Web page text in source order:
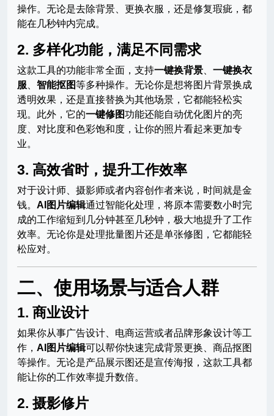
操作。无论是去除背景、更换衣服，还是修复瑕疵，都
能在几秒钟内完成。
2. 多样化功能，满足不同需求
这款工具的功能非常全面，支持一键换背景
一键换衣
服
智能抠图等多种操作。无论你是想将图片背景换成
透明效果，还是直接替换为其他场景，它都能轻松实
现。此外，它的一键修图功能还能自动优化图片的亮
度、对比度和色彩饱和度，让你的照片看起来更加专
业。
3. 高效省时，提升工作效率
对于设计师、摄影师或者内容创作者来说，时间就是金
钱。 AI图片编辑通过智能化处理，将原本需要数小时完
成的工作缩短到几分钟甚至几秒钟，极大地提升了工作
效率。无论你是处理批量图片还是单张修图，它都能轻
松应对。
二、使用场景与适合人群
1. 商业设计
如果你从事广告设计、电商运营或者品牌形象设计等工
作， AI图片编辑可以帮你快速完成背景更换、商品抠图
等操作。无论是产品展示图还是宣传海报，这款工具都
能让你的工作效率提升数倍。
2. 摄影修片